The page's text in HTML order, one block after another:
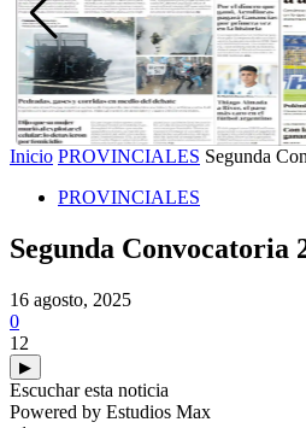
Inicio PROVINCIALES Segunda
PROVINCIALES
Segunda
16 agosto, 2025
0
12
▶
Escuchar esta noticia
Powered by Estudios Max